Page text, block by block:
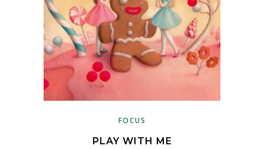
FOCUS
PLAY WITH ME